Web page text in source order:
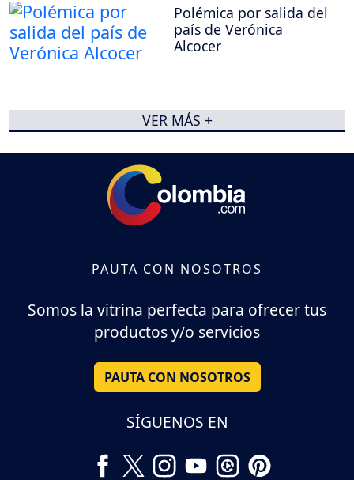
Polémica por salida del
país de Verónica
Alcocer
VER MÁS +
PAUTA CON NOSOTROS
Somos la vitrina perfecta para ofrecer tus
productos y/o servicios
PAUTA CON NOSOTROS
SÍGUENOS EN